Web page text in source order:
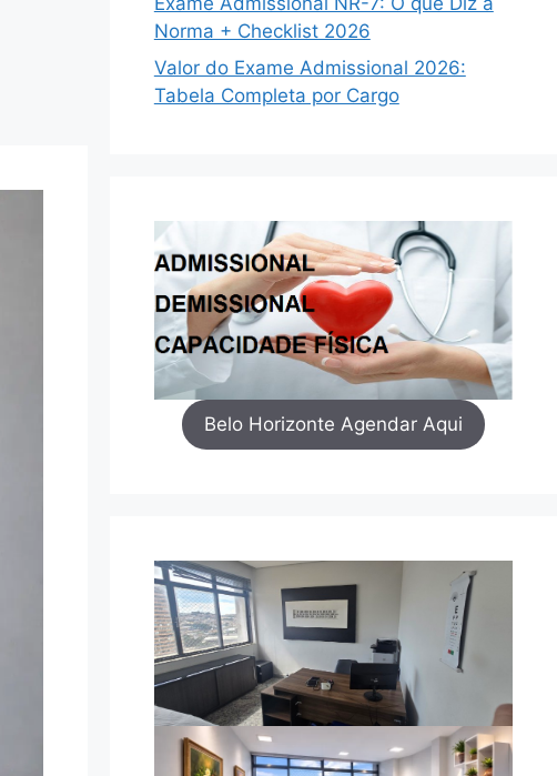
Norma + Checklist 2026
Valor do Exame Admissional 2026:
Tabela Completa por Cargo
Belo Horizonte Agendar Aqui